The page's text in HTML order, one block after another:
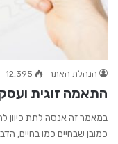
הנהלת האתר 12,395
התאמה זוגית
במאמר זה אנסה לתת כיוון
כמובן שבחיים כמו בחיים,